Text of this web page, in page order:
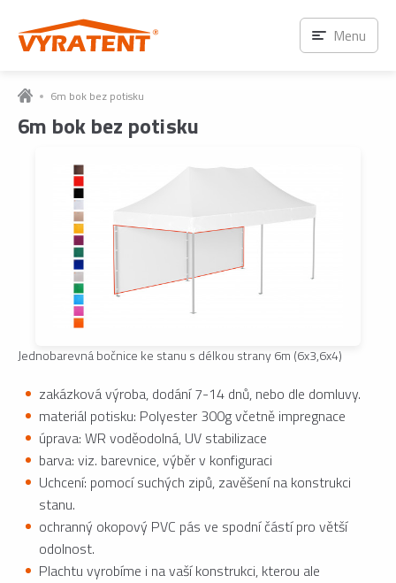
6m bok bez potisku
6m bok bez potisku
Jednobarevná bočnice ke stanu s délkou strany 6m (6x3,6x4)
zakázková výroba, dodání 7-14 dnů, nebo dle domluvy.
materiál potisku: Polyester 300g včetně impregnace
úprava: WR voděodolná, UV stabilizace
barva: viz. barevnice, výběr v konfiguraci
Uchcení: pomocí suchých zipů, zavěšení na konstrukci
stanu.
ochranný okopový PVC pás ve spodní částí pro větší
odolnost.
Plachtu vyrobíme i na vaší konstrukci, kterou ale
Menu